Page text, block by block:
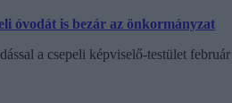
óvodát is bezár az önkormányzat
a csepeli képviselő-testület